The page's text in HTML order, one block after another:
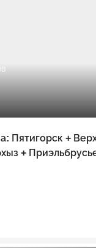
Пятигорск +
+